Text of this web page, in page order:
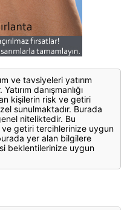
ve tavsiyeleri yatırım
danışmanlığı
kişilerin risk ve getiri
sunulmaktadır. Burada
niteliktedir. Bu
getiri tercihlerinize uygun
yer alan bilgilere
beklentilerinize uygun